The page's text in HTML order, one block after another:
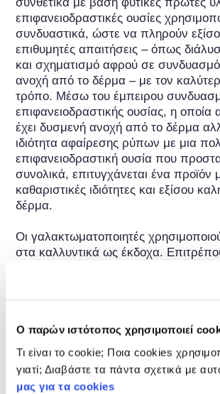
Ο παρών ιστότοπος χρησιμοποιεί
Τι είναι το cookie; Ποια cookies
γιατί; Διαβάστε τα πάντα σχετικά με
μας για τα cookies
επιφανειοδραστικές ουσίες
συνδυαστικά, ώστε να πληρούν
επιθυμητές απαιτήσεις – όπως
και σχηματισμό αφρού σε
ανοχή από το δέρμα – με τον
τρόπο. Μέσω του έμπειρου
επιφανειοδραστικής ουσίας, η οποία
έχει δυσμενή ανοχή από το δέρμα
ιδιότητα αφαίρεσης ρύπων με μια
επιφανειοδραστική ουσία που
συνολικά, επιτυγχάνεται ένα προϊόν
καθαριστικές ιδιότητες και εξίσου
δέρμα.
Οι γαλακτωματοποιητές
στα καλλυντικά ως έκδοχα.
ουσιαστικά μη αναμίξιμα συστατικά,
νερό, να μεταφερθούν σε ένα
γαλάκτωμα. Με αυτόν τον τρόπο
μπορούν να χρησιμοποιηθούν σε ένα
προϊόν στα καλλυντικά. Οι
έχουν αυτή τη δράση επειδή τα μόριά
συνίστανται από ένα λιπόφιλο και